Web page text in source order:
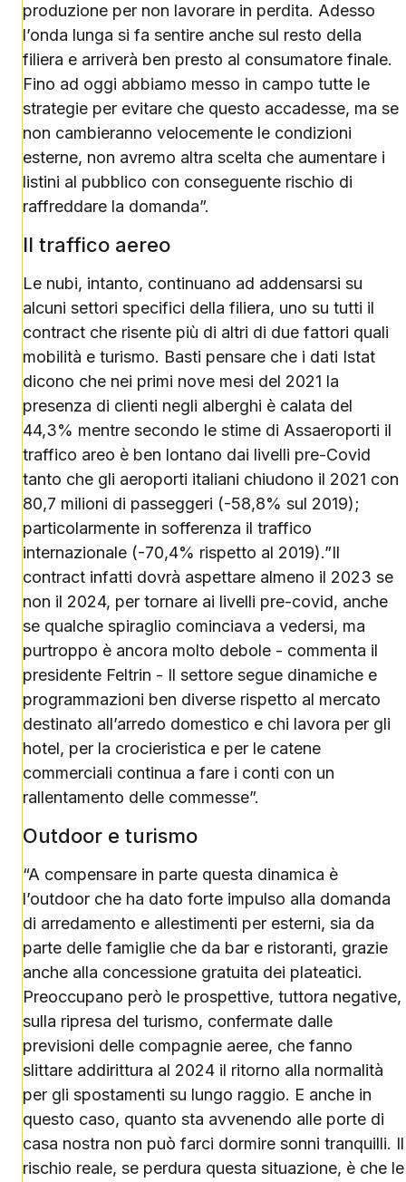
produzione per non lavorare in perdita. Adesso
l’onda lunga si fa sentire anche sul resto della
filiera e arriverà ben presto al consumatore finale.
Fino ad oggi abbiamo messo in campo tutte le
strategie per evitare che questo accadesse, ma se
non cambieranno velocemente le condizioni
esterne, non avremo altra scelta che aumentare i
listini al pubblico con conseguente rischio di
raffreddare la domanda”.
Il traffico aereo
Le nubi, intanto, continuano ad addensarsi su
alcuni settori specifici della filiera, uno su tutti il
contract che risente più di altri di due fattori quali
mobilità e turismo. Basti pensare che i dati Istat
dicono che nei primi nove mesi del 2021 la
presenza di clienti negli alberghi è calata del
44,3% mentre secondo le stime di Assaeroporti il
traffico areo è ben lontano dai livelli pre-Covid
tanto che gli aeroporti italiani chiudono il 2021 con
80,7 milioni di passeggeri (-58,8% sul 2019);
particolarmente in sofferenza il traffico
internazionale (-70,4% rispetto al 2019).”Il
contract infatti dovrà aspettare almeno il 2023 se
non il 2024, per tornare ai livelli pre-covid, anche
se qualche spiraglio cominciava a vedersi, ma
purtroppo è ancora molto debole - commenta il
presidente Feltrin - Il settore segue dinamiche e
programmazioni ben diverse rispetto al mercato
destinato all’arredo domestico e chi lavora per gli
hotel, per la crocieristica e per le catene
commerciali continua a fare i conti con un
rallentamento delle commesse”.
Outdoor e turismo
“A compensare in parte questa dinamica è
l’outdoor che ha dato forte impulso alla domanda
di arredamento e allestimenti per esterni, sia da
parte delle famiglie che da bar e ristoranti, grazie
anche alla concessione gratuita dei plateatici.
Preoccupano però le prospettive, tuttora negative,
sulla ripresa del turismo, confermate dalle
previsioni delle compagnie aeree, che fanno
slittare addirittura al 2024 il ritorno alla normalità
per gli spostamenti su lungo raggio. E anche in
questo caso, quanto sta avvenendo alle porte di
casa nostra non può farci dormire sonni tranquilli. Il
rischio reale, se perdura questa situazione, è che le